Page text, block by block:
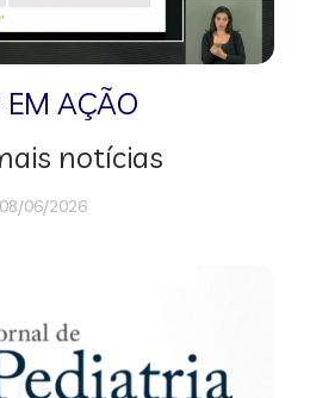
EM AÇÃO
notícias
08/06/2026